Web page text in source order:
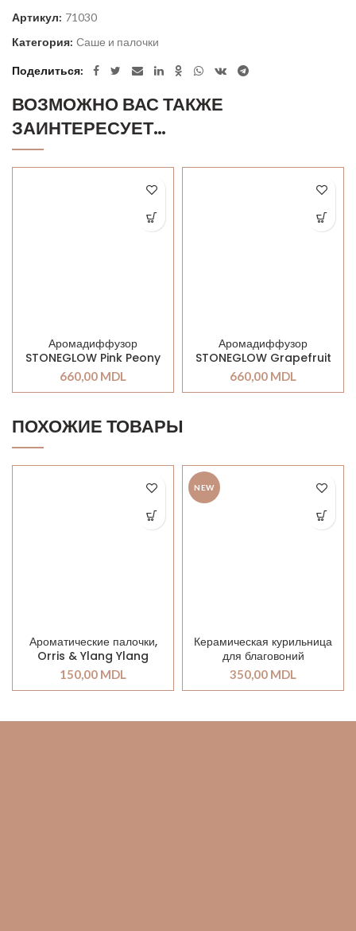
Артикул: 71030
Категория: Саше и палочки
Поделиться
ВОЗМОЖНО ВАС ТАКЖЕ
ЗАИНТЕРЕСУЕТ…
Аромадиффузор
STONEGLOW Pink Peony
& Gardenia
660,00 MDL
Аромадиффузор
STONEGLOW Grapefruit
& Mimosa
660,00 MDL
ПОХОЖИЕ ТОВАРЫ
Ароматические палочки,
Orris & Ylang Ylang
150,00 MDL
NEW
Керамическая курильница
для благовоний
350,00 MDL